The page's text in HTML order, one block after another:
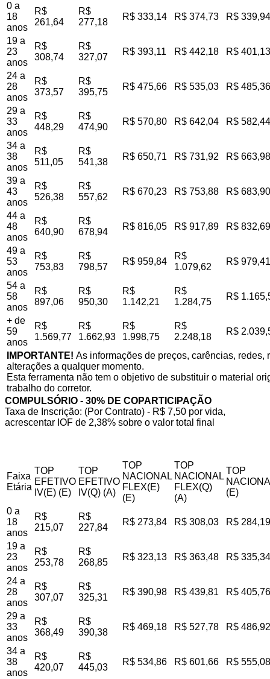
0 a
18
anos
R$
261,64
R$
277,18
R$ 333,14 R$ 374,73 R$ 339,94
19 a
23
anos
R$
308,74
R$
327,07
R$ 393,11 R$ 442,18 R$ 401,13
24 a
28
anos
R$
373,57
R$
395,75
R$ 475,66 R$ 535,03 R$ 485,36
29 a
33
anos
R$
448,29
R$
474,90
R$ 570,80 R$ 642,04 R$ 582,44
34 a
38
anos
R$
511,05
R$
541,38
R$ 650,71 R$ 731,92 R$ 663,98
39 a
43
anos
R$
526,38
R$
557,62
R$ 670,23 R$ 753,88 R$ 683,90
44 a
48
anos
R$
640,90
R$
678,94
R$ 816,05 R$ 917,89 R$ 832,69
49 a
53
anos
R$
753,83
R$
798,57
R$ 959,84
R$
1.079,62
R$ 979,41
54 a
58
anos
R$
897,06
R$
950,30
R$
1.142,21
R$
1.284,75
R$
+ de
59
anos
R$
1.569,77
R$
1.662,93
R$
1.998,75
R$
2.248,18
R$
IMPORTANTE! As informações de preços, carências,
alterações a qualquer momento.
Esta ferramenta não tem o objetivo de substituir o material
trabalho do corretor.
COMPULSÓRIO - 30% DE COPARTICIPAÇÃO
Taxa de Inscrição: (Por Contrato) - R$ 7,50 por vida,
acrescentar IOF de 2,38% sobre o valor total final
Faixa
Etária
TOP
EFETIVO
IV(E) (E)
TOP
EFETIVO
IV(Q) (A)
TOP
NACIONAL
FLEX(E)
(E)
TOP
NACIONAL
FLEX(Q)
(A)
TOP
(E)
0 a
18
anos
R$
215,07
R$
227,84
R$ 273,84 R$ 308,03 R$ 284,19
19 a
23
anos
R$
253,78
R$
268,85
R$ 323,13 R$ 363,48 R$ 335,34
24 a
28
anos
R$
307,07
R$
325,31
R$ 390,98 R$ 439,81 R$ 405,76
29 a
33
anos
R$
368,49
R$
390,38
R$ 469,18 R$ 527,78 R$ 486,92
34 a
38
anos
R$
420,07
R$
445,03
R$ 534,86 R$ 601,66 R$ 555,08